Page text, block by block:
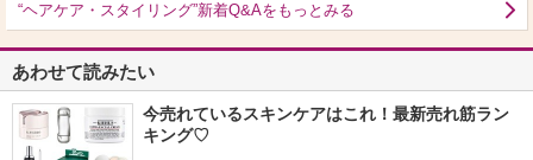
“ヘアケア・スタイリング”新着Q&Aをもっとみる
あわせて読みたい
今売れているスキンケアはこれ！最新売れ筋ラン
キング♡